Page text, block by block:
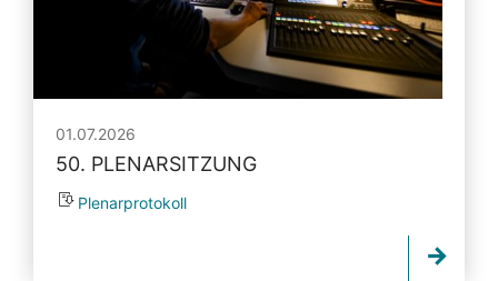
01.07.2026
50. PLENARSITZUNG
Plenarprotokoll